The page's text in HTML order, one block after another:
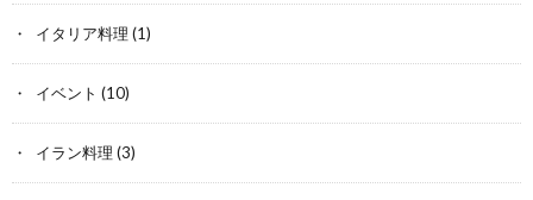
イタリア料理 (1)
イベント (10)
イラン料理 (3)